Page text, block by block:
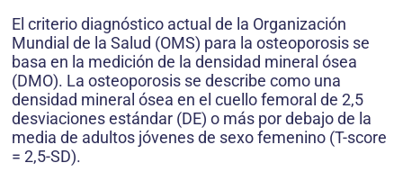
El criterio diagnóstico actual de la Organización
Mundial de la Salud (OMS) para la osteoporosis se
basa en la medición de la densidad mineral ósea
(DMO). La osteoporosis se describe como una
densidad mineral ósea en el cuello femoral de 2,5
desviaciones estándar (DE) o más por debajo de la
media de adultos jóvenes de sexo femenino (T-score
= 2,5-SD).